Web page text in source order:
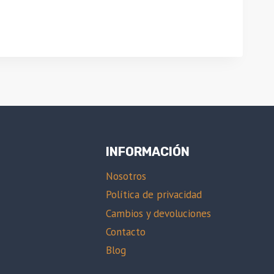
INFORMACIÓN
Nosotros
Política de privacidad
Cambios y devoluciones
Contacto
Blog